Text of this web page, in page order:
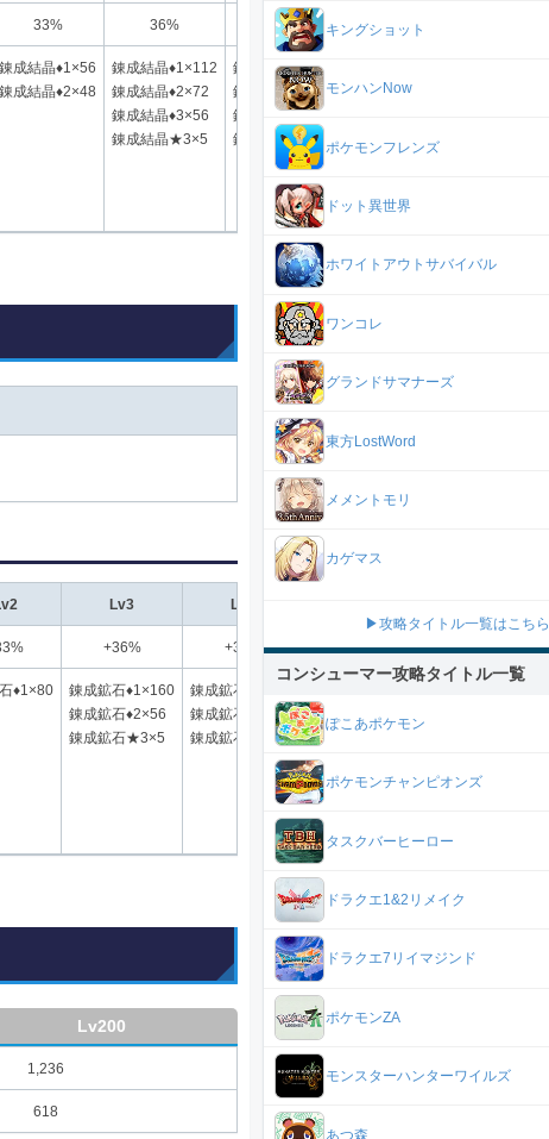
33% 36% 39% 42%
錬成結晶♦1×56
錬成結晶♦2×48
錬成結晶♦1×112
錬成結晶♦2×72
錬成結晶♦3×56
錬成結晶★3×5
錬成結晶♦1×168
錬成結晶♦2×104
錬成結晶♦3×80
錬成結晶★3×7
錬成結晶♦2×208
錬成結晶♦4×64
Lv3 Lv4
+36% +39% +42% +45%
♦1×80
錬成鉱石♦1×160
錬成鉱石♦2×56
錬成鉱石★3×5
錬成鉱石♦1×240
錬成鉱石♦2×80
錬成鉱石★3×7
錬成鉱石♦2×160
錬成鉱石♦3×64
錬成鉱石★3×14
錬成鉱石★3×21
Lv200
1,236
618
キングショット
モンハンNow
ポケモンフレンズ
ドット異世界
ホワイトアウトサバイバル
ワンコレ
グランドサマナーズ
東方LostWord
メメントモリ
カゲマス
▶攻略タイトル一覧はこちら
コンシューマー攻略タイトル一覧
ぽこあポケモン
ポケモンチャンピオンズ
タスクバーヒーロー
ドラクエ1&2リメイク
ドラクエ7リイマジンド
ポケモンZA
モンスターハンターワイルズ
あつ森